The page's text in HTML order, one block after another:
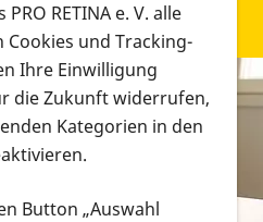
RETINA e. V. alle
und Tracking-
Ihre Einwilligung
die Zukunft widerrufen,
Kategorien in den
Button „Auswahl